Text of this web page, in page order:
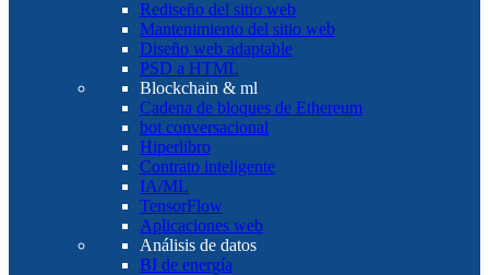
Rediseño del sitio web
Mantenimiento del sitio web
Diseño web adaptable
PSD a HTML
Blockchain & ml
Cadena de bloques de Ethereum
bot conversacional
Hiperlibro
Contrato inteligente
IA/ML
TensorFlow
Aplicaciones web
Análisis de datos
BI de energía